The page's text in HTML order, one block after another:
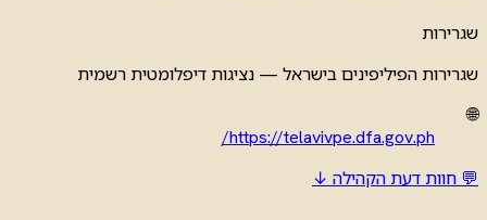
שגרירות
שגרירות הפיליפינים בישראל — נציגות דיפלומטית רשמית
🌐
https://telavivpe.dfa.gov.ph/
💬 חוות דעת הקהילה ↓